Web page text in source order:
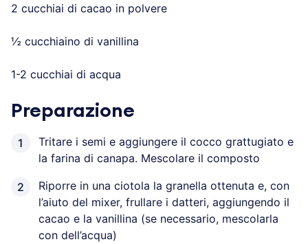
2 cucchiai di cacao in polvere
½ cucchiaino di vanillina
1-2 cucchiai di acqua
Preparazione
Tritare i semi e aggiungere il cocco grattugiato e
la farina di canapa. Mescolare il composto
Riporre in una ciotola la granella ottenuta e, con
l’aiuto del mixer, frullare i datteri, aggiungendo il
cacao e la vanillina (se necessario, mescolarla
con dell’acqua)